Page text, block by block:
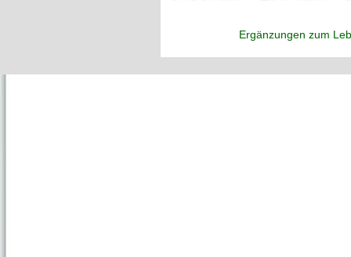
Ergänzungen zum